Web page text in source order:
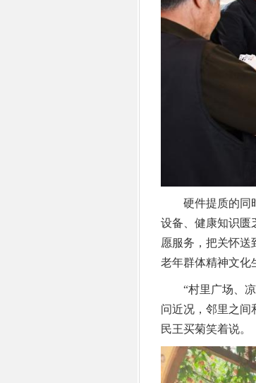
硬件提质的同时
设备、健康知识匮
愿服务，把关怀送
老年群体精神文化
“村里广场、凉
问近况，邻里之间
民王买菊笑着说。